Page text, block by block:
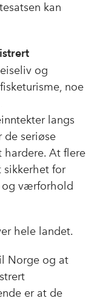
kan
og
noe
langs
de seriøse
At flere
for
og værforhold
hele landet.
Norge og at
er at de